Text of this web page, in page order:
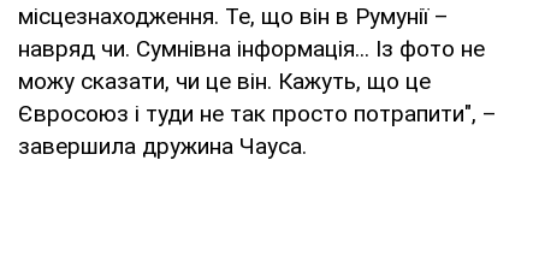
місцезнаходження. Те, що він в Румунії –
навряд чи. Сумнівна інформація... Із фото не
можу сказати, чи це він. Кажуть, що це
Євросоюз і туди не так просто потрапити", –
завершила дружина Чауса.